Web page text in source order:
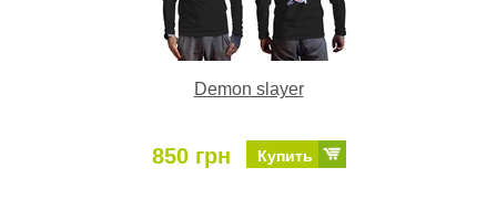
Demon slayer
850 грн Купить